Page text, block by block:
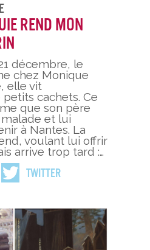
rend mon
décembre, le
chez Monique
elle vit
cachets. Ce
que son père
et lui
à Nantes. La
voulant lui offrir
arrive trop tard :…
Twitter